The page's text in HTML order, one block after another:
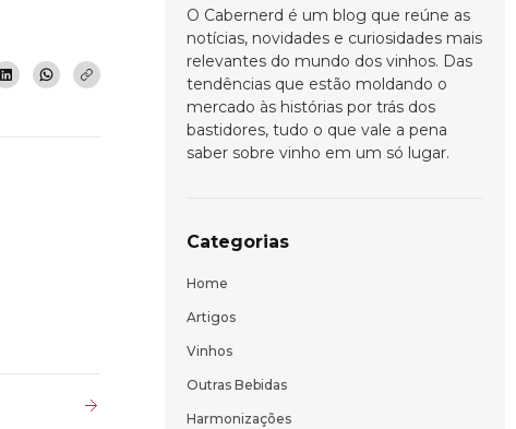
O Cabernerd é um blog que reúne as
notícias, novidades e curiosidades mais
relevantes do mundo dos vinhos. Das
tendências que estão moldando o
mercado às histórias por trás dos
bastidores, tudo o que vale a pena
saber sobre vinho em um só lugar.
Categorias
Home
Artigos
Vinhos
Outras Bebidas
Harmonizações